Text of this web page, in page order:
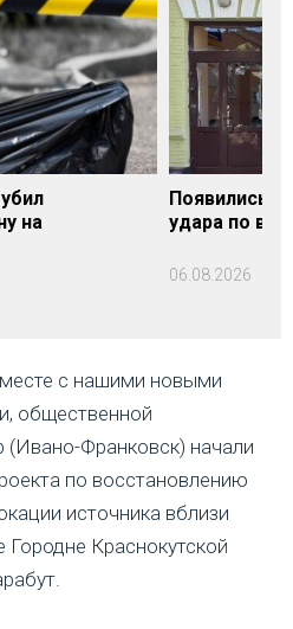
на
Появились
удара по
06.08.2026
с нашими новыми
общественной
(Ивано-Франковск) начали
по восстановлению
источника вблизи
Краснокутской